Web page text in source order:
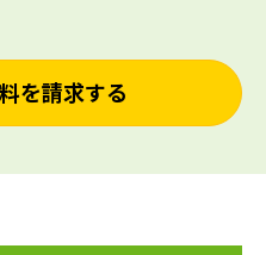
を請求する